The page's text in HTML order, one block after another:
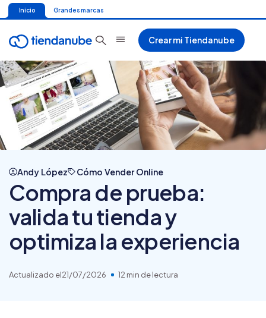
Inicio Grandes marcas
Crear mi Tiendanube
Andy López Cómo Vender Online
Compra de prueba:
valida tu tienda y
optimiza la experiencia
Actualizado el21/07/2026 12 min de lectura